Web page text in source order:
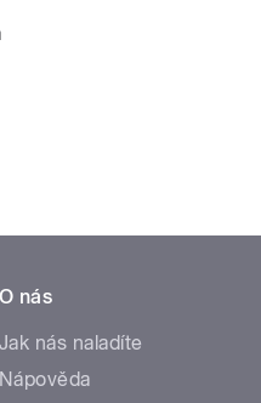
O nás
Jak nás naladíte
Nápověda